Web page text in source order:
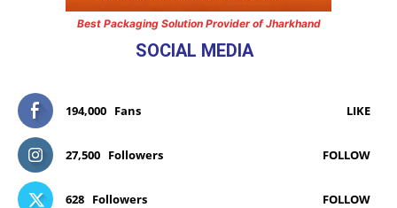
Best Packaging Solution Provider of Jharkhand
SOCIAL MEDIA
194,000 Fans LIKE
27,500 Followers FOLLOW
628 Followers FOLLOW